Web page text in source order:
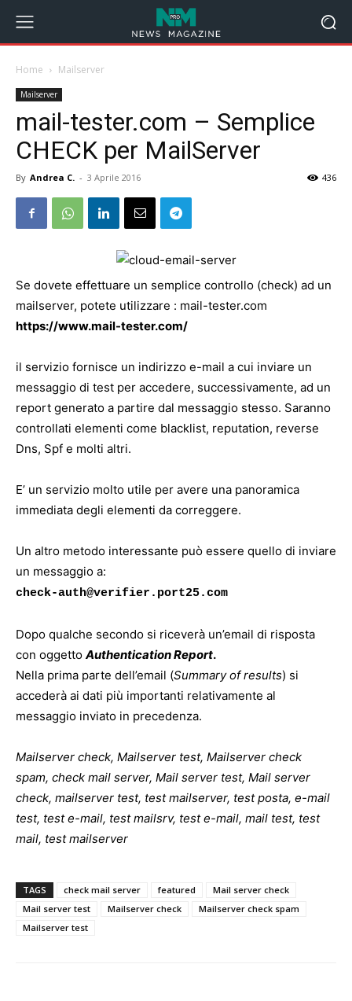
Home Mailserver
Mailserver
mail-tester.com – Semplice
CHECK per MailServer
By Andrea C. - 3 Aprile 2016 436
Se dovete effettuare un semplice controllo (check) ad un
mailserver, potete utilizzare : mail-tester.com
https://www.mail-tester.com/
il servizio fornisce un indirizzo e-mail a cui inviare un
messaggio di test per accedere, successivamente, ad un
report generato a partire dal messaggio stesso. Saranno
controllati elementi come blacklist, reputation, reverse
Dns, Spf e molti altri.
E’ un servizio molto utile per avere una panoramica
immediata degli elementi da correggere.
Un altro metodo interessante può essere quello di inviare
un messaggio a:
check-auth@verifier.port25.com
Dopo qualche secondo si riceverà un’email di risposta
con oggettoAuthentication Report.
Nella prima parte dell’email (Summary of results) si
accederà ai dati più importanti relativamente al
messaggio inviato in precedenza.
Mailserver check, Mailserver test, Mailserver check
spam, check mail server, Mail server test, Mail server
check, mailserver test, test mailserver, test posta, e-mail
test, test e-mail, test mailsrv, test e-mail, mail test, test
mail, test mailserver
TAGS check mail server featured
Mail server check
Mail server test
Mailserver check
Mailserver check spam
Mailserver test